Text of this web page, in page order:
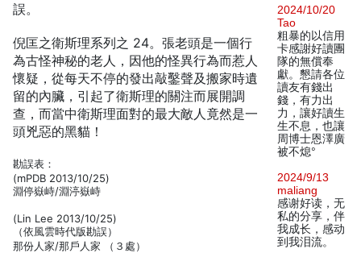
誤。
倪匡之衛斯理系列之 24。張老頭是一個行
為古怪神秘的老人，因他的怪異行為而惹人
懷疑，從每天不停的發出敲鑿聲及搬家時遺
留的內臟，引起了衛斯理的關注而展開調
查，而當中衛斯理面對的最大敵人竟然是一
頭兇惡的黑貓！
勘誤表：
(mPDB 2013/10/25)
淵停嶽峙/淵渟嶽峙
(Lin Lee 2013/10/25)
（依風雲時代版勘誤）
那份人家/那戶人家 （３處）
2024/10/20
Tao
粗暴的以信用
卡感謝好讀團
隊的無償奉
獻。懇請各位
讀友有錢出
錢，有力出
力，讓好讀生
生不息，也讓
周博士恩澤廣
被不熄°
2024/9/13
maliang
感谢好读，无
私的分享，伴
我成长，感动
到我泪流。